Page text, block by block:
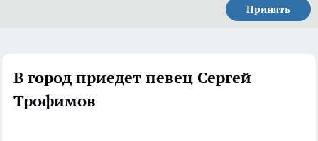
Принять
В город приедет певец Сергей
Трофимов